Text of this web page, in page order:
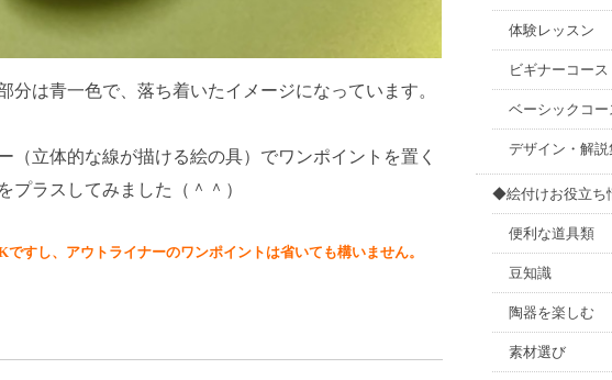
分は青一色で、落ち着いたイメージになっています。
（立体的な線が描ける絵の具）でワンポイントを置く
プラスしてみました（＾＾）
すし、アウトライナーのワンポイントは省いても構いません。
体験レッスン
ビギナーコース
ベーシックコー
デザイン・解説
◆絵付けお役立ち
便利な道具類
豆知識
陶器を楽しむ
素材選び